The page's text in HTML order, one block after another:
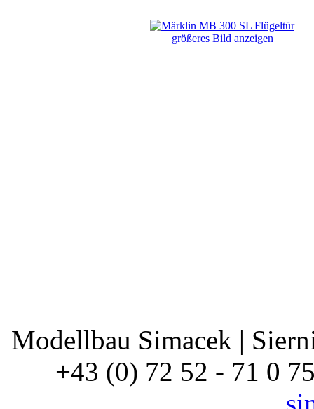
größeres Bild anzeigen
Modellbau Simacek |
+43 (0) 72 52 - 71 0